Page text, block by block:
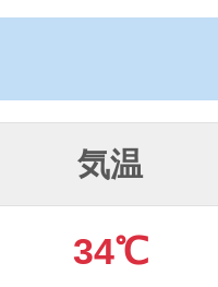
気温
34℃